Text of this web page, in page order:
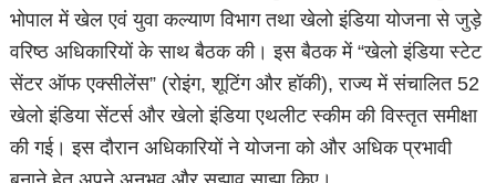
भोपाल में खेल एवं युवा कल्याण विभाग तथा खेलो इंडिया योजना से जुड़े
वरिष्ठ अधिकारियों के साथ बैठक की। इस बैठक में “खेलो इंडिया स्टेट
सेंटर ऑफ एक्सीलेंस” (रोइंग, शूटिंग और हॉकी), राज्य में संचालित 52
खेलो इंडिया सेंटर्स और खेलो इंडिया एथलीट स्कीम की विस्तृत समीक्षा
की गई। इस दौरान अधिकारियों ने योजना को और अधिक प्रभावी